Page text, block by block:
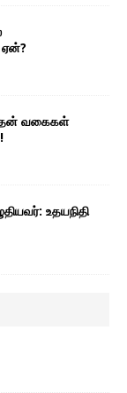
ஏன்?
வகைகள்
உதயநிதி